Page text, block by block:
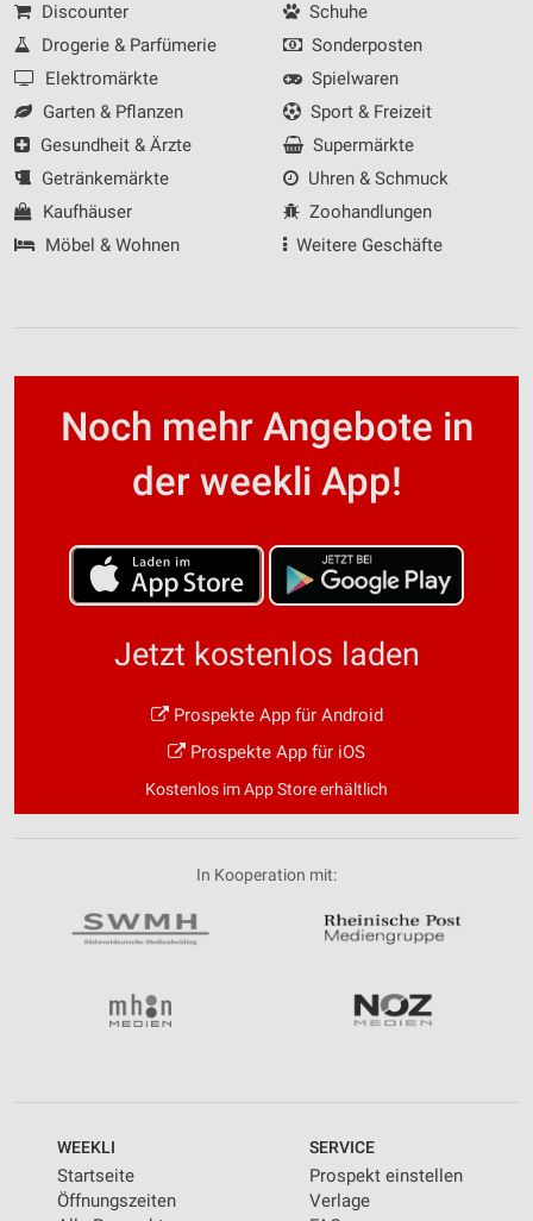
Discounter
Drogerie & Parfümerie
Elektromärkte
Garten & Pflanzen
Gesundheit & Ärzte
Getränkemärkte
Kaufhäuser
Möbel & Wohnen
Schuhe
Sonderposten
Spielwaren
Sport & Freizeit
Supermärkte
Uhren & Schmuck
Zoohandlungen
Weitere Geschäfte
Noch mehr Angebote in
der weekli App!
Jetzt kostenlos laden
Prospekte App für Android
Prospekte App für iOS
Kostenlos im App Store erhältlich
In Kooperation mit:
WEEKLI
Startseite
Öffnungszeiten
SERVICE
Prospekt einstellen
Verlage